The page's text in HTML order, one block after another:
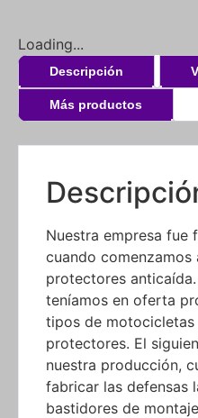
Loading...
Descripción
Más productos
Nuestra empresa fue
cuando
protectores
teníamos en oferta
tipos de
protectores. El
nuestra producción,
fabricar las defensas
bastidores de